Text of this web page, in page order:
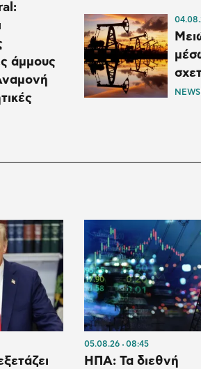
άμμους
05.08.26 08:45
ΗΠΑ: Τα διεθνή